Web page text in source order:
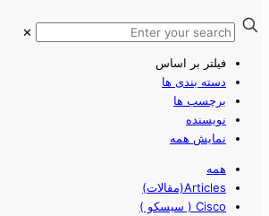
✕
فیلتر بر اساس
دسته بندی ها
برچسب ها
نویسنده
نمایش همه
همه
Articles(مقالات)
Cisco ( سیسکو )